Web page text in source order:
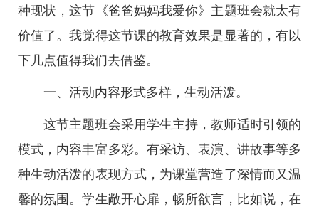
种现状，这节《爸爸妈妈我爱你》主题班会就太有
价值了。我觉得这节课的教育效果是显著的，有以
下几点值得我们去借鉴。
一、活动内容形式多样，生动活泼。
这节主题班会采用学生主持，教师适时引领的
模式，内容丰富多彩。有采访、表演、讲故事等多
种生动活泼的表现方式，为课堂营造了深情而又温
馨的氛围。学生敞开心扉，畅所欲言，比如说，在